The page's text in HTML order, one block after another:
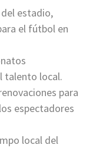
estadio,
el fútbol en
talento local.
para
espectadores
local del